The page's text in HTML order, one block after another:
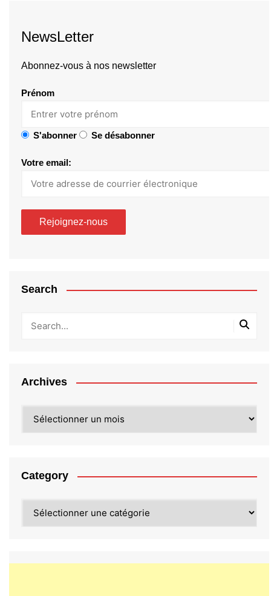
NewsLetter
Abonnez-vous à nos newsletter
Prénom
S'abonner Se désabonner
Votre email:
Search
Archives
Category